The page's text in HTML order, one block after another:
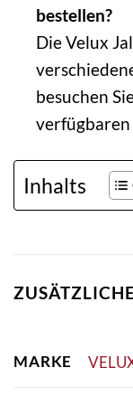
bestellen?
Die Velux
besuchen
verfügbaren
Inhalts
MARKE